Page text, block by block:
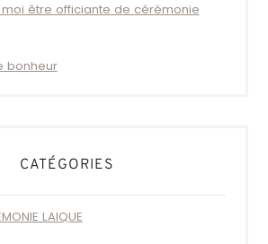
moi être officiante de cérémonie
bonheur
CATÉGORIES
LAIQUE